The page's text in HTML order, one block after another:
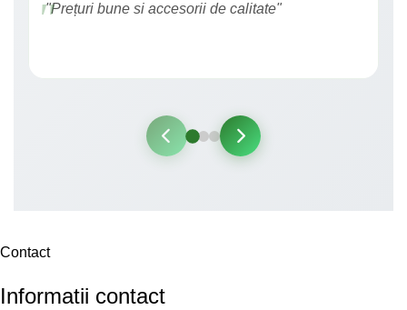
"Prețuri bune si accesorii de calitate"
Contact
Informatii contact